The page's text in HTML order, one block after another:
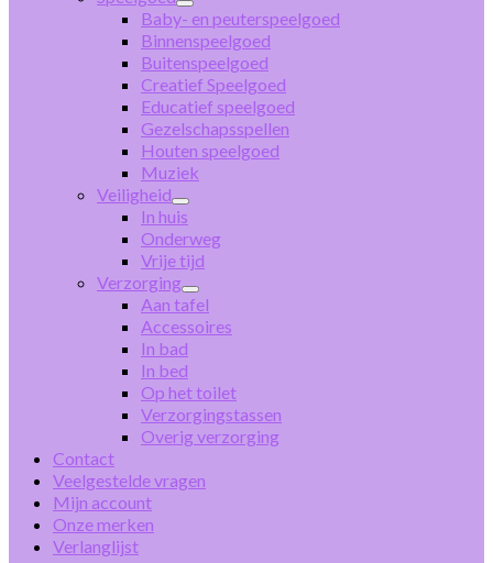
Baby- en peuterspeelgoed
Binnenspeelgoed
Buitenspeelgoed
Creatief Speelgoed
Educatief speelgoed
Gezelschapsspellen
Houten speelgoed
Muziek
Veiligheid
In huis
Onderweg
Vrije tijd
Verzorging
Aan tafel
Accessoires
In bad
In bed
Op het toilet
Verzorgingstassen
Overig verzorging
Contact
Veelgestelde vragen
Mijn account
Onze merken
Verlanglijst